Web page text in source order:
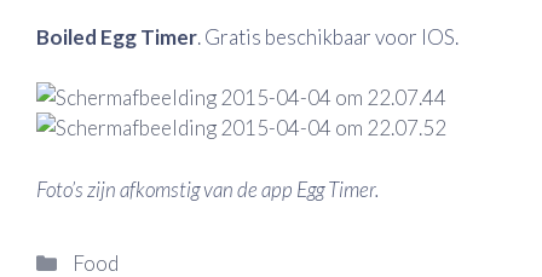
Boiled Egg Timer. Gratis beschikbaar voor IOS.
Foto’s zijn afkomstig van de app Egg Timer.
Categorieën
Food